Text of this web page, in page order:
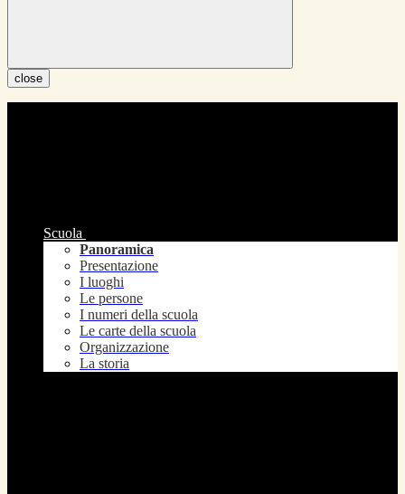
close
Scuola
Panoramica
Presentazione
I luoghi
Le persone
I numeri della scuola
Le carte della scuola
Organizzazione
La storia